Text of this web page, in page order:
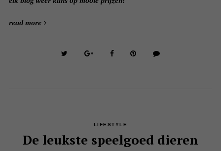
read more
LIFESTYLE
De leukste speelgoed dieren